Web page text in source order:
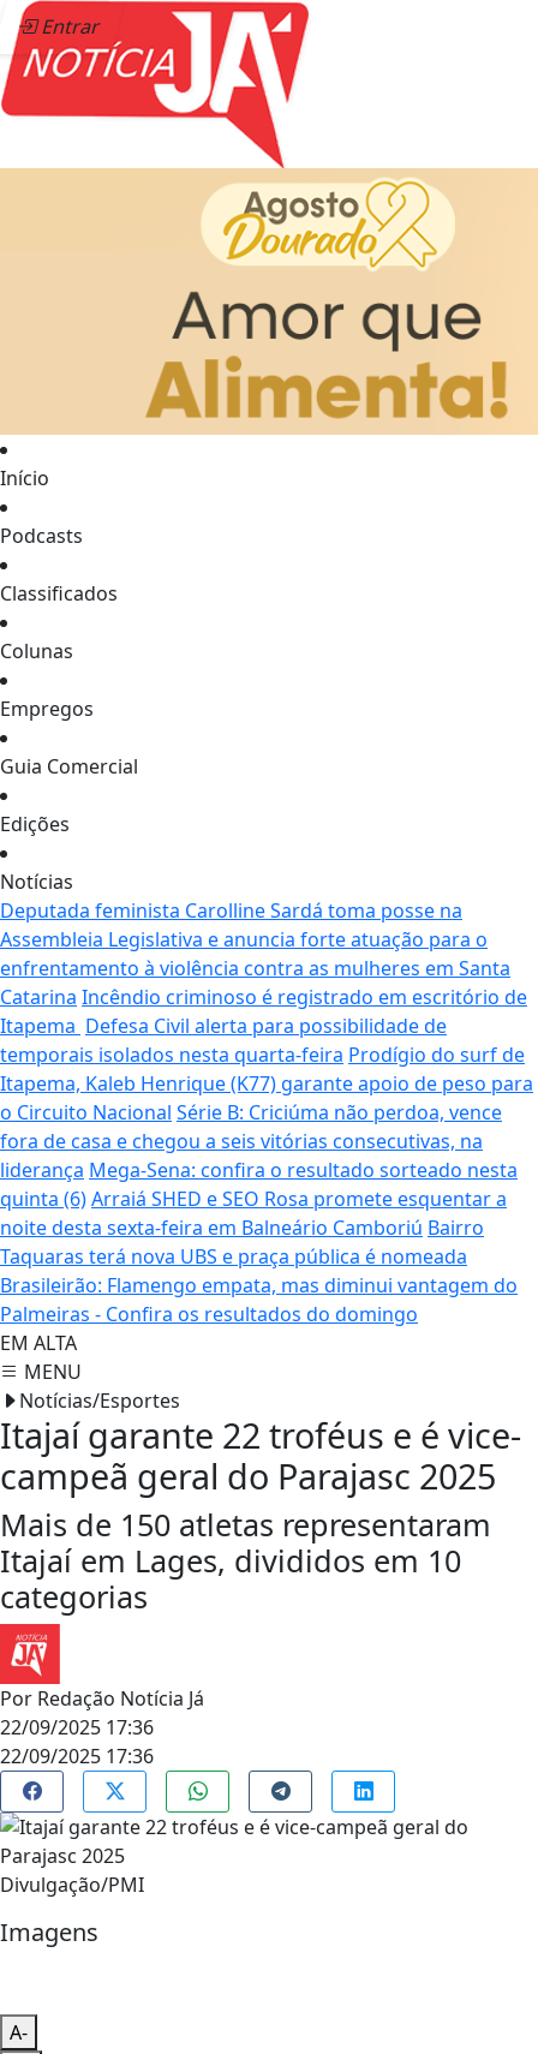
Entrar
Início
Podcasts
Classificados
Colunas
Empregos
Guia Comercial
Edições
Notícias
Deputada feminista Carolline Sardá toma posse na
Assembleia Legislativa e anuncia forte atuação para o
enfrentamento à violência contra as mulheres em Santa
Catarina Incêndio criminoso é registrado em escritório de
Itapema Defesa Civil alerta para possibilidade de
temporais isolados nesta quarta-feira Prodígio do surf de
Itapema, Kaleb Henrique (K77) garante apoio de peso para
o Circuito Nacional Série B: Criciúma não perdoa, vence
fora de casa e chegou a seis vitórias consecutivas, na
liderança Mega-Sena: confira o resultado sorteado nesta
quinta (6)Arraiá SHED e SEO Rosa promete esquentar a
noite desta sexta-feira em Balneário Camboriú Bairro
Taquaras terá nova UBS e praça pública é nomeada
Brasileirão: Flamengo empata, mas diminui vantagem do
Palmeiras - Confira os resultados do domingo
EM ALTA
MENU
Notícias/Esportes
Itajaí garante 22 troféus e é vice-
campeã geral do Parajasc 2025
Mais de 150 atletas representaram
Itajaí em Lages, divididos em 10
categorias
Por Redação Notícia Já
22/09/2025 17:36
22/09/2025 17:36
Divulgação/PMI
Imagens
A-